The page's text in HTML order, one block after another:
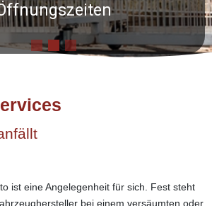
ist eine Angelegenheit für sich. Fest steht
bei einem versäumten oder